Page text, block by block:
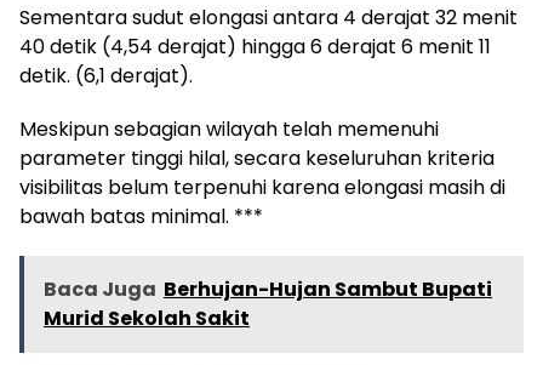
Sementara sudut elongasi antara 4 derajat 32 menit
40 detik (4,54 derajat) hingga 6 derajat 6 menit 11
detik. (6,1 derajat).
Meskipun sebagian wilayah telah memenuhi
parameter tinggi hilal, secara keseluruhan kriteria
visibilitas belum terpenuhi karena elongasi masih di
bawah batas minimal. ***
Baca Juga Berhujan-Hujan Sambut Bupati
Murid Sekolah Sakit